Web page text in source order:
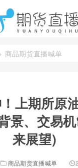
商品期货直播喊单
上期所原
景、交易
来展望)
商品期货直播喊单